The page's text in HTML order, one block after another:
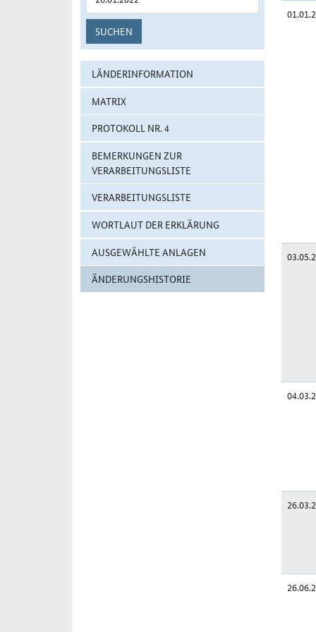
SUCHEN
LÄNDERINFORMATION
MATRIX
PROTOKOLL NR. 4
BEMERKUNGEN ZUR
VERARBEITUNGSLISTE
VERARBEITUNGSLISTE
WORTLAUT DER ERKLÄRUNG
AUSGEWÄHLTE ANLAGEN
ÄNDERUNGSHISTORIE